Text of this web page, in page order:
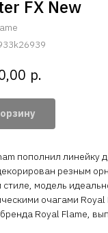
FX New
р.
пополнил линейку
резным
стиле, модель
очагами
Royal Flame,